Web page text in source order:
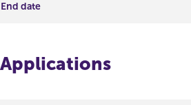
End date
Applications